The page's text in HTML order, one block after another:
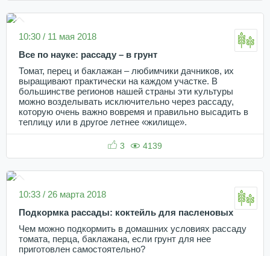
10:30 / 11 мая 2018
Все по науке: рассаду – в грунт
Томат, перец и баклажан – любимчики дачников, их
выращивают практически на каждом участке. В
большинстве регионов нашей страны эти культуры
можно возделывать исключительно через рассаду,
которую очень важно вовремя и правильно высадить в
теплицу или в другое летнее «жилище».
3 4139
10:33 / 26 марта 2018
Подкормка рассады: коктейль для пасленовых
Чем можно подкормить в домашних условиях рассаду
томата, перца, баклажана, если грунт для нее
приготовлен самостоятельно?